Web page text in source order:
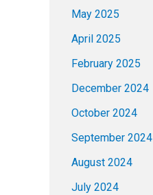
May 2025
April 2025
February 2025
December 2024
October 2024
September 2024
August 2024
July 2024